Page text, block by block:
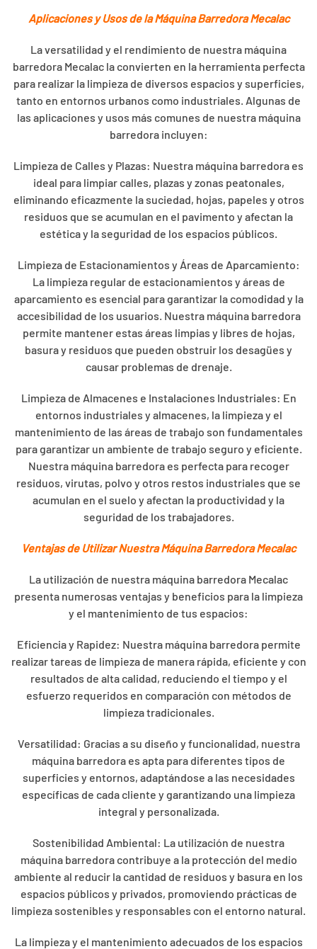
Aplicaciones y Usos de la Máquina Barredora Mecalac
La versatilidad y el rendimiento de nuestra máquina
barredora Mecalac la convierten en la herramienta perfecta
para realizar la limpieza de diversos espacios y superficies,
tanto en entornos urbanos como industriales. Algunas de
las aplicaciones y usos más comunes de nuestra máquina
barredora incluyen:
Limpieza de Calles y Plazas: Nuestra máquina barredora es
ideal para limpiar calles, plazas y zonas peatonales,
eliminando eficazmente la suciedad, hojas, papeles y otros
residuos que se acumulan en el pavimento y afectan la
estética y la seguridad de los espacios públicos.
Limpieza de Estacionamientos y Áreas de Aparcamiento:
La limpieza regular de estacionamientos y áreas de
aparcamiento es esencial para garantizar la comodidad y la
accesibilidad de los usuarios. Nuestra máquina barredora
permite mantener estas áreas limpias y libres de hojas,
basura y residuos que pueden obstruir los desagües y
causar problemas de drenaje.
Limpieza de Almacenes e Instalaciones Industriales: En
entornos industriales y almacenes, la limpieza y el
mantenimiento de las áreas de trabajo son fundamentales
para garantizar un ambiente de trabajo seguro y eficiente.
Nuestra máquina barredora es perfecta para recoger
residuos, virutas, polvo y otros restos industriales que se
acumulan en el suelo y afectan la productividad y la
seguridad de los trabajadores.
Ventajas de Utilizar Nuestra Máquina Barredora Mecalac
La utilización de nuestra máquina barredora Mecalac
presenta numerosas ventajas y beneficios para la limpieza
y el mantenimiento de tus espacios:
Eficiencia y Rapidez: Nuestra máquina barredora permite
realizar tareas de limpieza de manera rápida, eficiente y con
resultados de alta calidad, reduciendo el tiempo y el
esfuerzo requeridos en comparación con métodos de
limpieza tradicionales.
Versatilidad: Gracias a su diseño y funcionalidad, nuestra
máquina barredora es apta para diferentes tipos de
superficies y entornos, adaptándose a las necesidades
específicas de cada cliente y garantizando una limpieza
integral y personalizada.
Sostenibilidad Ambiental: La utilización de nuestra
máquina barredora contribuye a la protección del medio
ambiente al reducir la cantidad de residuos y basura en los
espacios públicos y privados, promoviendo prácticas de
limpieza sostenibles y responsables con el entorno natural.
La limpieza y el mantenimiento adecuados de los espacios